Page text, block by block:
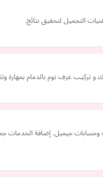
التجميل لتحقيق نتائج.
غرف نوم بالدمام بمهارة
جيميل. إضافة الخدمات